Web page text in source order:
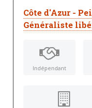
Côte d'Azur -
Généraliste
Indépendant